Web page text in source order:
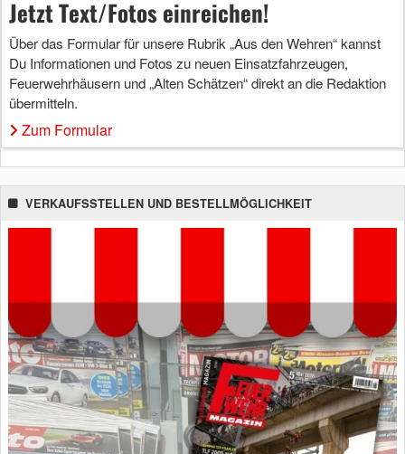
Jetzt Text/Fotos einreichen!
Über das Formular für unsere Rubrik „Aus den Wehren“ kannst
Du Informationen und Fotos zu neuen Einsatzfahrzeugen,
Feuerwehrhäusern und „Alten Schätzen“ direkt an die Redaktion
übermitteln.
Zum Formular
VERKAUFSSTELLEN UND BESTELLMÖGLICHKEIT